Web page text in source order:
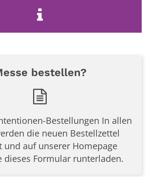
bestellen?
Bestellungen In allen
die neuen Bestellzettel
und auf unserer Homepage
dieses Formular runterladen.